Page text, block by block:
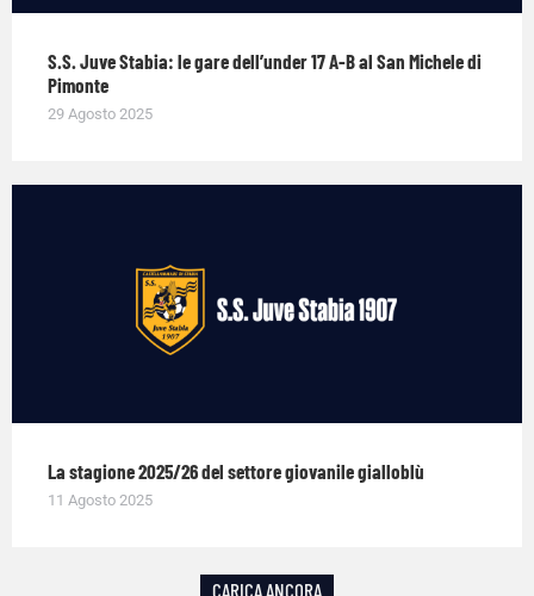
S.S. Juve Stabia: le gare dell’under 17 A-B al San Michele di
Pimonte
29 Agosto 2025
La stagione 2025/26 del settore giovanile gialloblù
11 Agosto 2025
CARICA ANCORA